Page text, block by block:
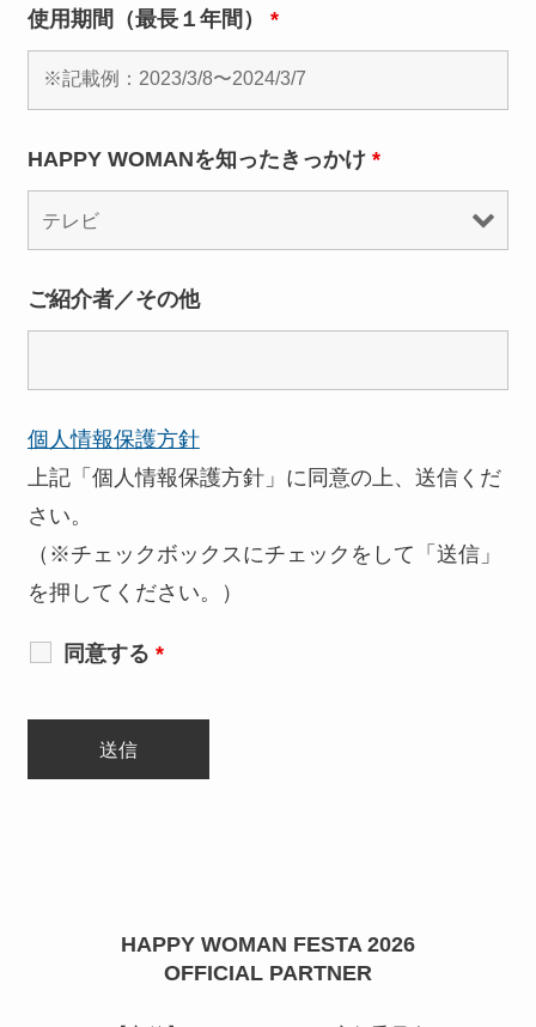
使用期間（最長１年間） *
HAPPY WOMANを知ったきっかけ *
ご紹介者／その他
個人情報保護方針
上記「個人情報保護方針」に同意の上、送信くだ
さい。
（※チェックボックスにチェックをして「送信」
を押してください。）
同意する *
HAPPY WOMAN FESTA 2026
OFFICIAL PARTNER